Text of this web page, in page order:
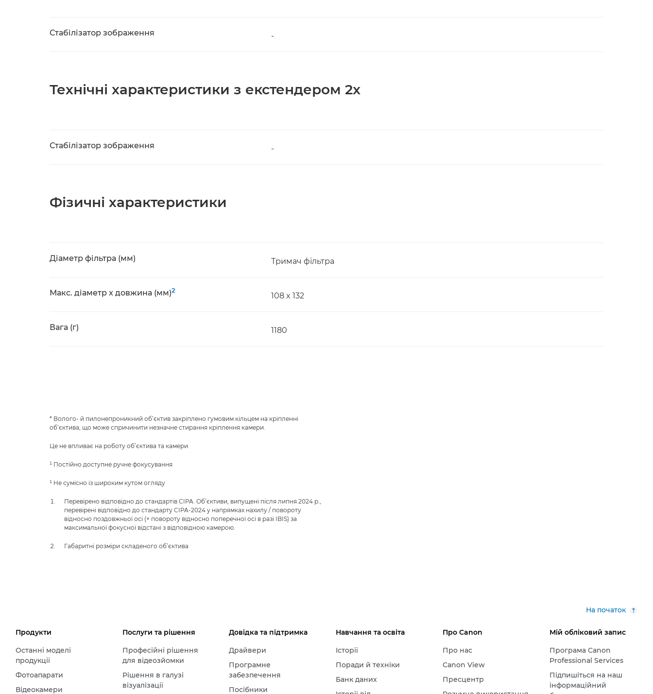
Стабілізатор зображення -
Технічні характеристики з екстендером 2x
Стабілізатор зображення -
Фізичні характеристики
Діаметр фільтра (мм) Тримач фільтра
Макс. діаметр x довжина (мм)2
108 x 132
Вага (г) 1180
* Волого- й пилонепроникний об’єктив закріплено гумовим кільцем на кріпленні
об’єктива, що може спричинити незначне стирання кріплення камери.
Це не впливає на роботу об’єктива та камери.
¹ Постійно доступне ручне фокусування
¹ Не сумісно із широким кутом огляду
Перевірено відповідно до стандартів CIPA. Об’єктиви, випущені після липня 2024 р.,
перевірені відповідно до стандарту CIPA-2024 у напрямках нахилу / повороту
відносно поздовжньої осі (+ повороту відносно поперечної осі в разі IBIS) за
максимальної фокусної відстані з відповідною камерою.
Габаритні розміри складеного об’єктива
На початок
Продукти
Останні моделі
продукції
Фотоапарати
Відеокамери
Послуги та рішення
Професійні рішення
для відеозйомки
Рішення в галузі
візуалізації
Довідка та підтримка
Драйвери
Програмне
забезпечення
Посібники
Навчання та освіта
Історії
Поради й техніки
Банк даних
Про Canon
Про нас
Canon View
Пресцентр
Мій обліковий запис
Програма Canon
Professional Services
Підпишіться на наш
інформаційний